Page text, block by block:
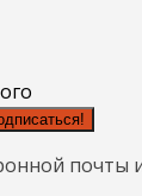
почты